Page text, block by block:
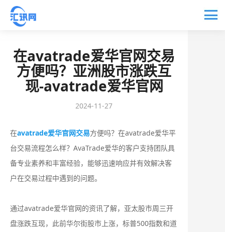
在avatrade爱华官网交易
方便吗？亚洲股市涨跌互
现-avatrade爱华官网
2024-11-27
在avatrade爱华官网交易方便吗？在avatrade爱华平
台交易流程怎么样？AvaTrade爱华的客户支持团队具
备专业素养和丰富经验，能够迅速响应并有效解决客
户在交易过程中遇到的问题。
通过avatrade爱华官网的资讯了解，亚太股市周三开
盘涨跌互现，此前华尔街股市上涨，标普500指数和道